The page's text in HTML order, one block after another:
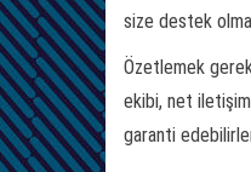
size destek
Özetlemek
ekibi, net
garanti